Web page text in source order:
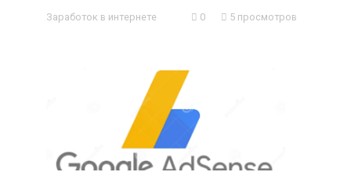
Заработок в интернете 0 5 просмотров